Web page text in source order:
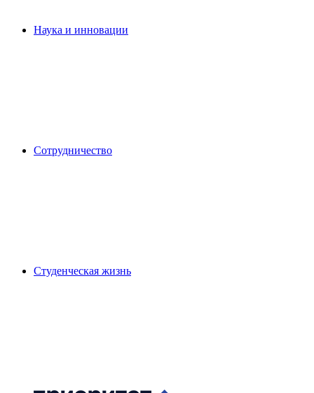
Наука и инновации
Сотрудничество
Студенческая жизнь